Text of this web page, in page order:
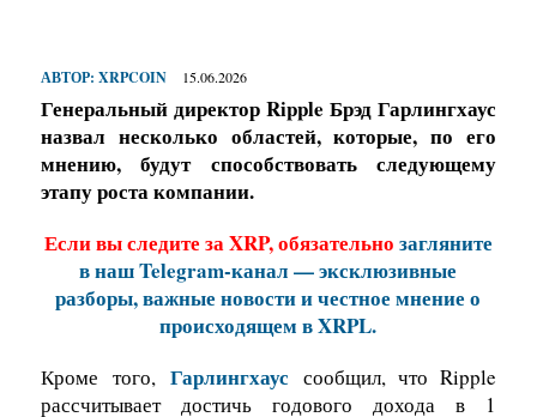
АВТОР: XRPCOIN 15.06.2026
Генеральный директор Ripple Брэд Гарлингхаус
назвал несколько областей, которые, по его
мнению, будут способствовать следующему
этапу роста компании.
Если вы следите за XRP, обязательно загляните
в наш Telegram-канал — эксклюзивные
разборы, важные новости и честное мнение о
происходящем в XRPL.
Кроме того, Гарлингхаус сообщил, что Ripple
рассчитывает достичь годового дохода в 1